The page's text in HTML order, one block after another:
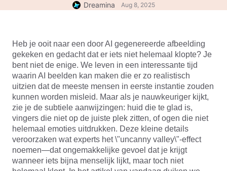
Dreamina Aug 8, 2025
Heb je ooit naar een door AI gegenereerde afbeelding
gekeken en gedacht dat er iets niet helemaal klopte? Je
bent niet de enige. We leven in een interessante tijd
waarin AI beelden kan maken die er zo realistisch
uitzien dat de meeste mensen in eerste instantie zouden
kunnen worden misleid. Maar als je nauwkeuriger kijkt,
zie je de subtiele aanwijzingen: huid die te glad is,
vingers die niet op de juiste plek zitten, of ogen die niet
helemaal emoties uitdrukken. Deze kleine details
veroorzaken wat experts het \"uncanny valley\"-effect
noemen—dat ongemakkelijke gevoel dat je krijgt
wanneer iets bijna menselijk lijkt, maar toch niet